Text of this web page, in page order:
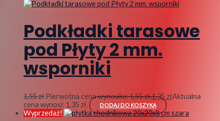
Podkładki tarasowe
pod Płyty 2 mm.
wsporniki
1,55zł Pierwotna cena wynosiła: 1,55 zł.1,35 złAktualna
cena wynosi: 1,35 zł.
DODAJ DO KOSZYKA
Wyprzedaż!